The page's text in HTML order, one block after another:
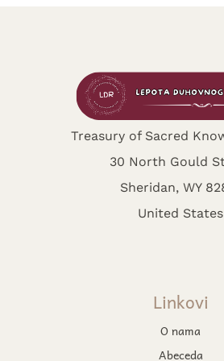
Treasury of Sacred
30 North Gould
Sheridan, WY
United States
Linkovi
O nama
Abeceda